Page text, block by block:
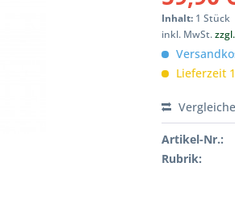
Inhalt: 1 Stück
inkl. MwSt.
Lieferzeit
Artikel-Nr.:
Rubrik: